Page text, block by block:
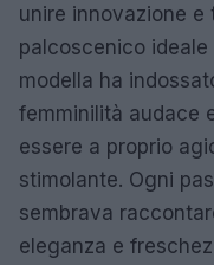
unire innovazione e
palcoscenico
modella ha
femminilità audace
essere a proprio
stimolante. Ogni
sembrava
eleganza e